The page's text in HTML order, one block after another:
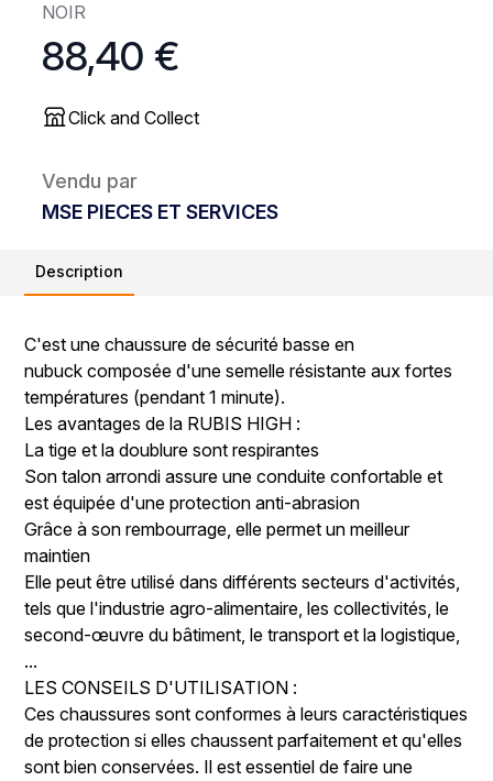
NOIR
88,40 €
Click and Collect
Vendu par
MSE PIECES ET SERVICES
Description
C'est une chaussure de sécurité basse en
nubuck composée d'une semelle résistante aux fortes
températures (pendant 1 minute).
Les avantages de la RUBIS HIGH :
La tige et la doublure sont respirantes
Son talon arrondi assure une conduite confortable et
est équipée d'une protection anti-abrasion
Grâce à son rembourrage, elle permet un meilleur
maintien
Elle peut être utilisé dans différents secteurs d'activités,
tels que l'industrie agro-alimentaire, les collectivités, le
second-œuvre du bâtiment, le transport et la logistique,
...
LES CONSEILS D'UTILISATION :
Ces chaussures sont conformes à leurs caractéristiques
de protection si elles chaussent parfaitement et qu'elles
sont bien conservées. Il est essentiel de faire une